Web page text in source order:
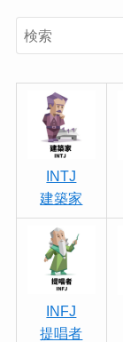
INTJ
建築家
INFJ
提唱者